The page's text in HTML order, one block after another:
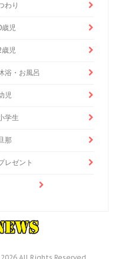
わり
歳児
歳児
浴・お風呂
児
学生
那
レゼント